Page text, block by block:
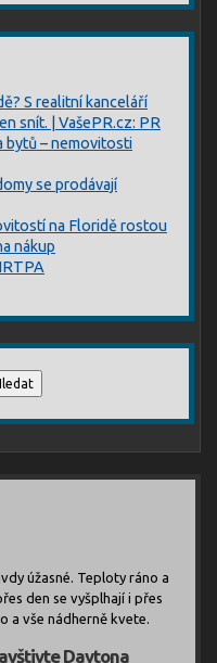
S realitní kanceláří
snít. | VašePR.cz: PR
bytů – nemovitosti
se prodávají
na Floridě rostou
nákup
úžasné. Teploty ráno a
den se vyšplhají i přes
a vše nádherně kvete.
Daytona